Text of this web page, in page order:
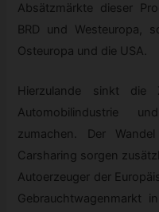
Absätzmärkte dieser
BRD und Westeuropa,
Osteuropa und die USA.
Hierzulande sinkt
Automobilindustrie
zumachen. Der
Carsharing sorgen
Autoerzeuger der
Gebrauchtwagenmarkt